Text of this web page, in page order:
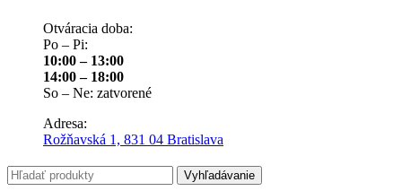
Otváracia doba:
Po – Pi:
10:00 – 13:00
14:00 – 18:00
So – Ne: zatvorené
Adresa:
Rožňavská 1, 831 04 Bratislava
Vyhľadávanie